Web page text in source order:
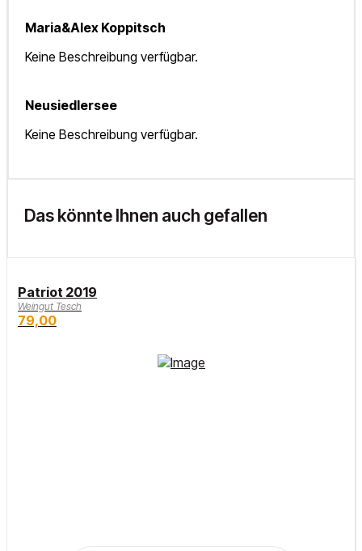
Maria&Alex Koppitsch
Keine Beschreibung verfügbar.
Neusiedlersee
Keine Beschreibung verfügbar.
Das könnte Ihnen auch gefallen
Patriot 2019
Weingut Tesch
79,00